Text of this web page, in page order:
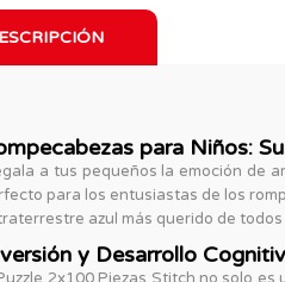
para Niños:
a tus pequeños la emoción de
para los entusiastas de los
azul más querido de todos
y Desarrollo